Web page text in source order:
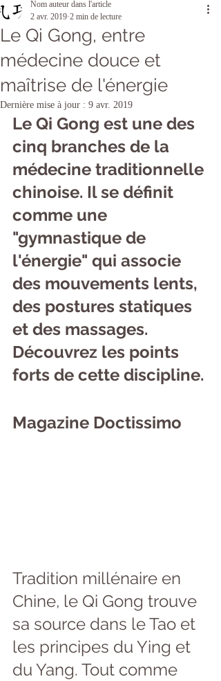
Le Qi Gong, entre
médecine douce et
maîtrise de l'énergie
Nom auteur dans l'article
2 avr. 2019 2 min de lecture
Dernière mise à jour : 9 avr. 2019
Le Qi Gong est une des
cinq branches de la
médecine traditionnelle
chinoise. Il se définit
comme une
"gymnastique de
l'énergie" qui associe
des mouvements lents,
des postures statiques
et des massages.
Découvrez les points
forts de cette discipline.
Magazine Doctissimo
Tradition millénaire en
Chine, le Qi Gong trouve
sa source dans le Tao et
les principes du Ying et
du Yang. Tout comme